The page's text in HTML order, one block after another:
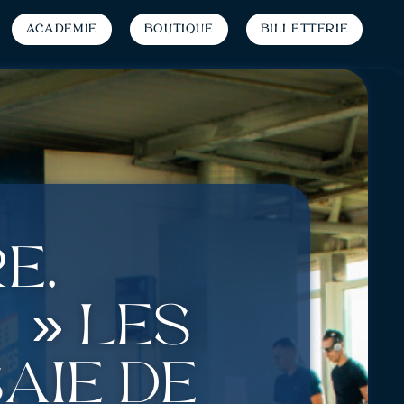
Académie Boutique Billetterie
Les
de